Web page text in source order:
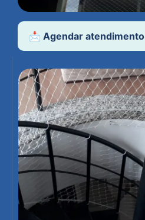
📩 Agendar atendimento